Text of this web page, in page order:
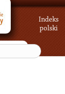
Indeks
polski